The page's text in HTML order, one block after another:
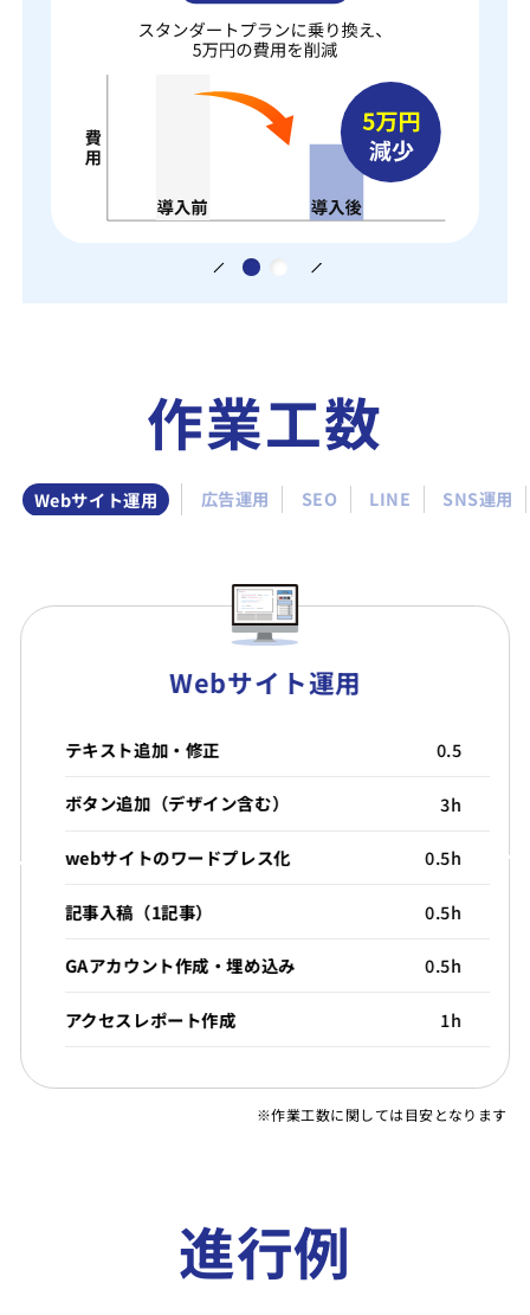
作業工数
Webサイト運用 広告運用 SEO LINE SNS運用
Webサイト運用
テキスト追加・修正 0.5
ボタン追加（デザイン含む） 3h
webサイトのワードプレス化 0.5h
記事入稿（1記事） 0.5h
GAアカウント作成・埋め込み 0.5h
アクセスレポート作成 1h
※作業工数に関しては目安となります
進行例